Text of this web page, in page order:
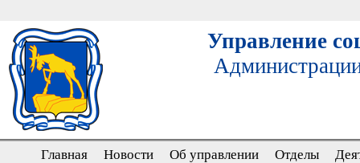
Управление
Главная Новости Об управлении Отделы